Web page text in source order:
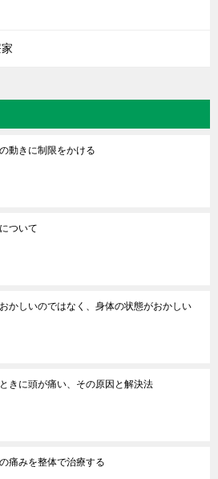
動きに制限をかける
ついて
おかしいのではなく、身体の状態がおかしい
きに頭が痛い、その原因と解決法
痛みを整体で治療する